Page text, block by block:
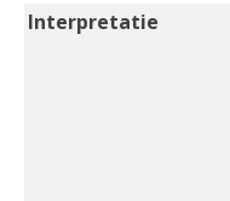
Interpretatie